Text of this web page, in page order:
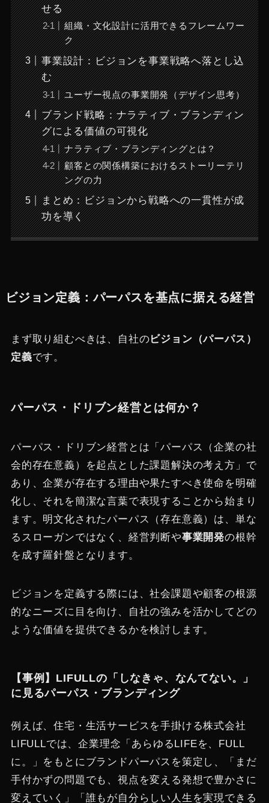
せる
組織・文化設計に活用できるフレームワー
ク
事業設計：ビジョンを事業戦略へ落とし込
む
ユーザー視点の事業開発（デザイン思考）
ブランド戦略：ナラティブ・ブランディン
グによる価値の可視化
ナラティブ・ブランディングとは？
顧客との関係構築におけるストーリーテリ
ングの力
まとめ：ビジョンから戦略への一貫性が成
功を導く
ビジョン定義：パーパスを基点に据える経営
まず取り組むべきは、自社のビジョン（パーパス）
定義です。
パーパス・ドリブン経営とは何か？
パーパス・ドリブン経営とは「パーパス（企業の社
会的存在意義）を起点とした課題解決の考え方」​で
あり、企業が存在する理由や果たすべき使命を明確
化し、それを簡潔な言葉で表現することから始まり
ます​。明文化されたパーパス（存在意義）は、単な
るスローガンではなく、経営判断や事業開発の根幹
を成す羅針盤となります。
ビジョンを定義する際には、社会課題や顧客の根源
的なニーズに目を向け、自社の強みを活かしてどの
ような価値を提供できるかを検討します。
【事例】LIFULLの「しなきゃ、なんてない。」
に見るパーパス・ブランディング
例えば、住宅・生活サービスを手掛ける株式会社
LIFULLでは、企業理念「あらゆるLIFEを、FULL
に。」をもとにブランドパーパスを策定し、「まだ
手付かずの問題でも、視点を変える発想で豊かさに
変えていく」「誰もが自分らしい人生を実現できる